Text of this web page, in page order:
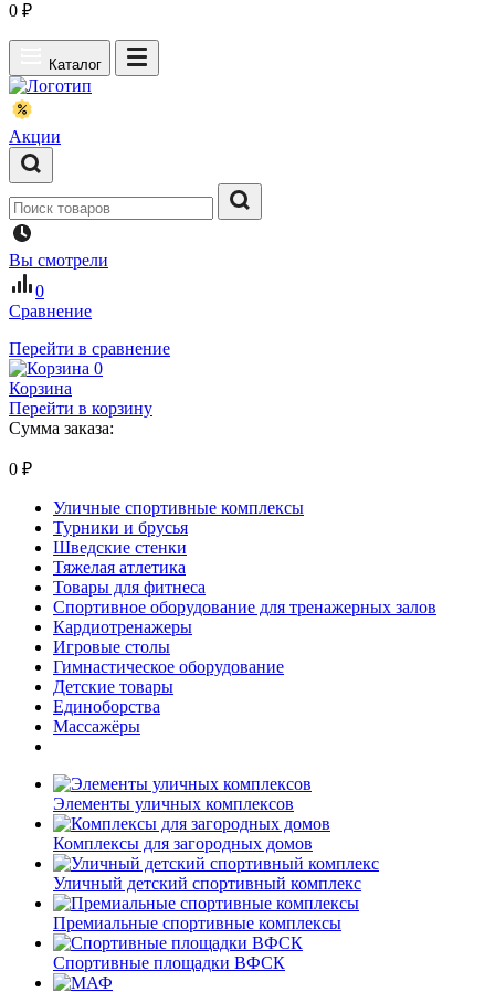
0 ₽
Каталог
Акции
Вы смотрели
0
Сравнение
Перейти в сравнение
0
Корзина
Перейти в корзину
Сумма заказа:
0 ₽
Уличные спортивные комплексы
Турники и брусья
Шведские стенки
Тяжелая атлетика
Товары для фитнеса
Спортивное оборудование для тренажерных залов
Кардиотренажеры
Игровые столы
Гимнастическое оборудование
Детские товары
Единоборства
Массажёры
Элементы уличных комплексов
Комплексы для загородных домов
Уличный детский спортивный комплекс
Премиальные спортивные комплексы
Спортивные площадки ВФСК